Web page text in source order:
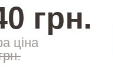
грн.
ціна